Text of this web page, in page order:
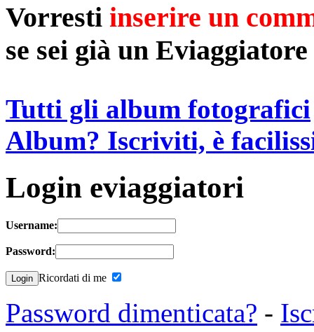
Vorresti inserire un
se sei già un Eviaggiatore
Tutti gli album fotografici
Album? Iscriviti, è
Login eviaggiatori
Username:
Password:
Ricordati di me
Password dimenticata? -